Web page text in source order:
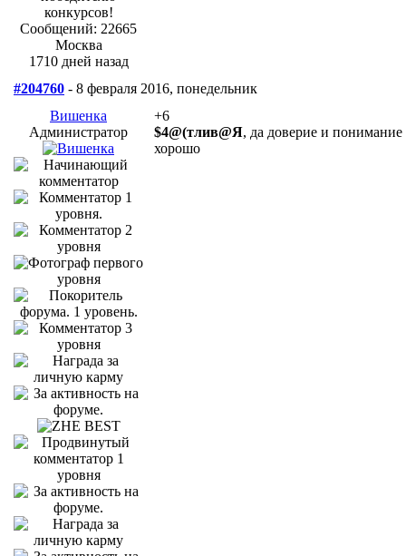
Сообщений: 22665
Москва
1710 дней назад
#204760 - 8 февраля 2016, понедельник
Вишенка
Администратор
+6
$4@(тлив@Я, да доверие и
хорошо